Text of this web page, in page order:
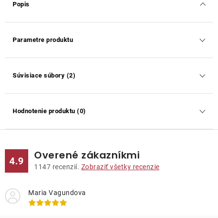
Popis
Parametre produktu
Súvisiace súbory (2)
Hodnotenie produktu (0)
4.9 Overené zákazníkmi
1147 recenzií. Zobraziť všetky recenzie
Maria Vagundova